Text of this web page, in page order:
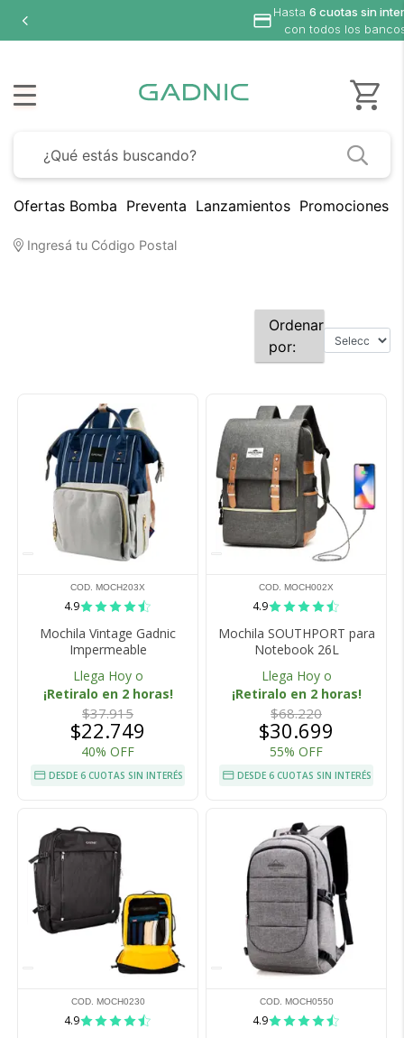
Hasta 6 cuotas sin
con todos los
Ofertas Bomba Preventa Lanzamientos Promociones
Ingresá tu Código Postal
Ordenar
por:
COD. MOCH203X
4.9
Mochila Vintage Gadnic
Impermeable
Llega Hoy o
¡Retiralo en 2 horas!
$37.915
$22.749
40% OFF
DESDE 6 CUOTAS SIN INTERÉS
COD. MOCH002X
4.9
Mochila SOUTHPORT para
Notebook 26L
Llega Hoy o
¡Retiralo en 2 horas!
$68.220
$30.699
55% OFF
DESDE 6 CUOTAS SIN INTERÉS
COD. MOCH0230
4.9
COD. MOCH0550
4.9